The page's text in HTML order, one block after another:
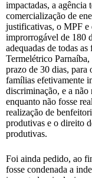
impactadas, a agência
comercialização de
justificativas, o MPF
improrrogável de 180
adequadas de todas
Termelétrico Parnaíba,
prazo de 30 dias, para
famílias efetivamente
discriminação, e a
enquanto não fosse
realização de
produtivas e o direito
produtivas.
Foi ainda pedido, ao
fosse condenada a